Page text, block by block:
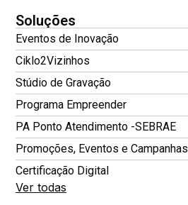
Soluções
Eventos de Inovação
Ciklo2Vizinhos
Stúdio de Gravação
Programa Empreender
PA Ponto Atendimento -SEBRAE
Promoções, Eventos e Campanhas
Certificação Digital
Ver todas